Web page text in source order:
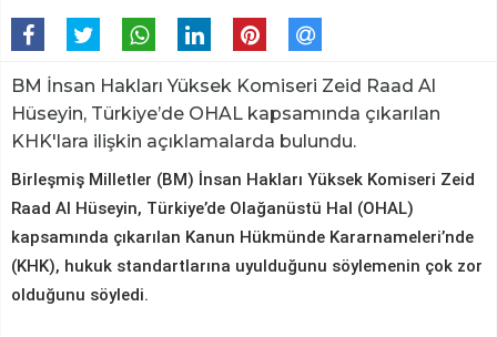
BM İnsan Hakları Yüksek Komiseri Zeid Raad Al
Hüseyin, Türkiye’de OHAL kapsamında çıkarılan
KHK'lara ilişkin açıklamalarda bulundu.
Birleşmiş Milletler (BM) İnsan Hakları Yüksek Komiseri Zeid
Raad Al Hüseyin, Türkiye’de Olağanüstü Hal (OHAL)
kapsamında çıkarılan Kanun Hükmünde Kararnameleri’nde
(KHK), hukuk standartlarına uyulduğunu söylemenin çok zor
olduğunu söyledi.